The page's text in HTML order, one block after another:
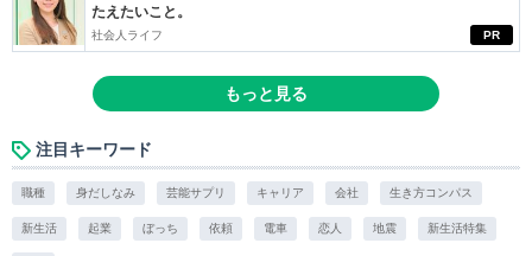
PR
たえたいこと。
社会人ライフ
もっと見る
注目キーワード
職種 身だしなみ 芸能サプリ キャリア 会社 生き方コンパス
新生活 起業 ぼっち 依頼 電車 恋人 地震 新生活特集